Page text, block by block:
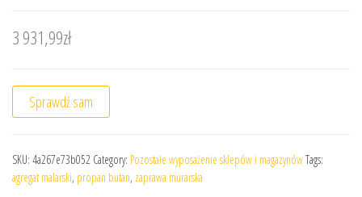
3 931,99zł
Sprawdź sam
SKU: 4a267e73b052 Category: Pozostałe wyposażenie sklepów i magazynówTags:
agregat malarski, propan butan, zaprawa murarska